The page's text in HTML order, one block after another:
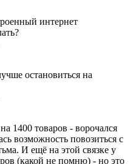
интернет
остановиться на
1400 товаров - ворочался
возможность повозиться с
И ещё на этой связке у
(какой не помню) - но это